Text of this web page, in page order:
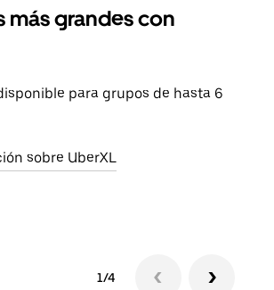
más grandes con
para grupos de hasta 6
sobre UberXL
1/4